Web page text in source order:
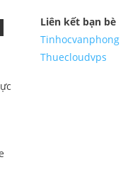
Liên kết bạn bè
Tinhocvanphong
Thuecloudvps